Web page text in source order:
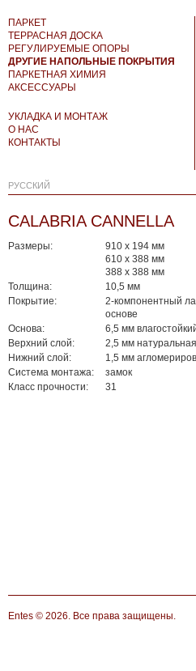
ПАРКЕТ
ТЕРРАСНАЯ ДОСКА
РЕГУЛИРУЕМЫЕ ОПОРЫ
ДРУГИЕ НАПОЛЬНЫЕ ПОКРЫТИЯ
ПАРКЕТНАЯ ХИМИЯ
АКСЕССУАРЫ
УКЛАДКА И МОНТАЖ
О НАС
КОНТАКТЫ
РУССКИЙ
CALABRIA CANNELLA
Размеры:
910 х 194 мм
610 х 388 мм
388 x 388 мм
Толщина:
10,5 мм
Покрытие:
2-компонентный
основе
Основа:
6,5 мм
Верхний слой:
2,5 мм
Нижний слой:
1,5 мм
Система монтажа:
замок
Класс прочности:
31
Entes © 2026. Все права защищены.